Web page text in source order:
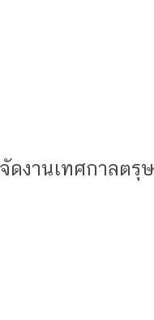
จัดงานเทศกาลตรุษ